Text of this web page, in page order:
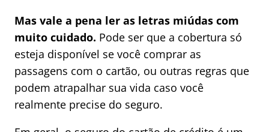
Mas vale a pena ler as letras miúdas com
muito cuidado. Pode ser que a cobertura só
esteja disponível se você comprar as
passagens com o cartão, ou outras regras que
podem atrapalhar sua vida caso você
realmente precise do seguro.